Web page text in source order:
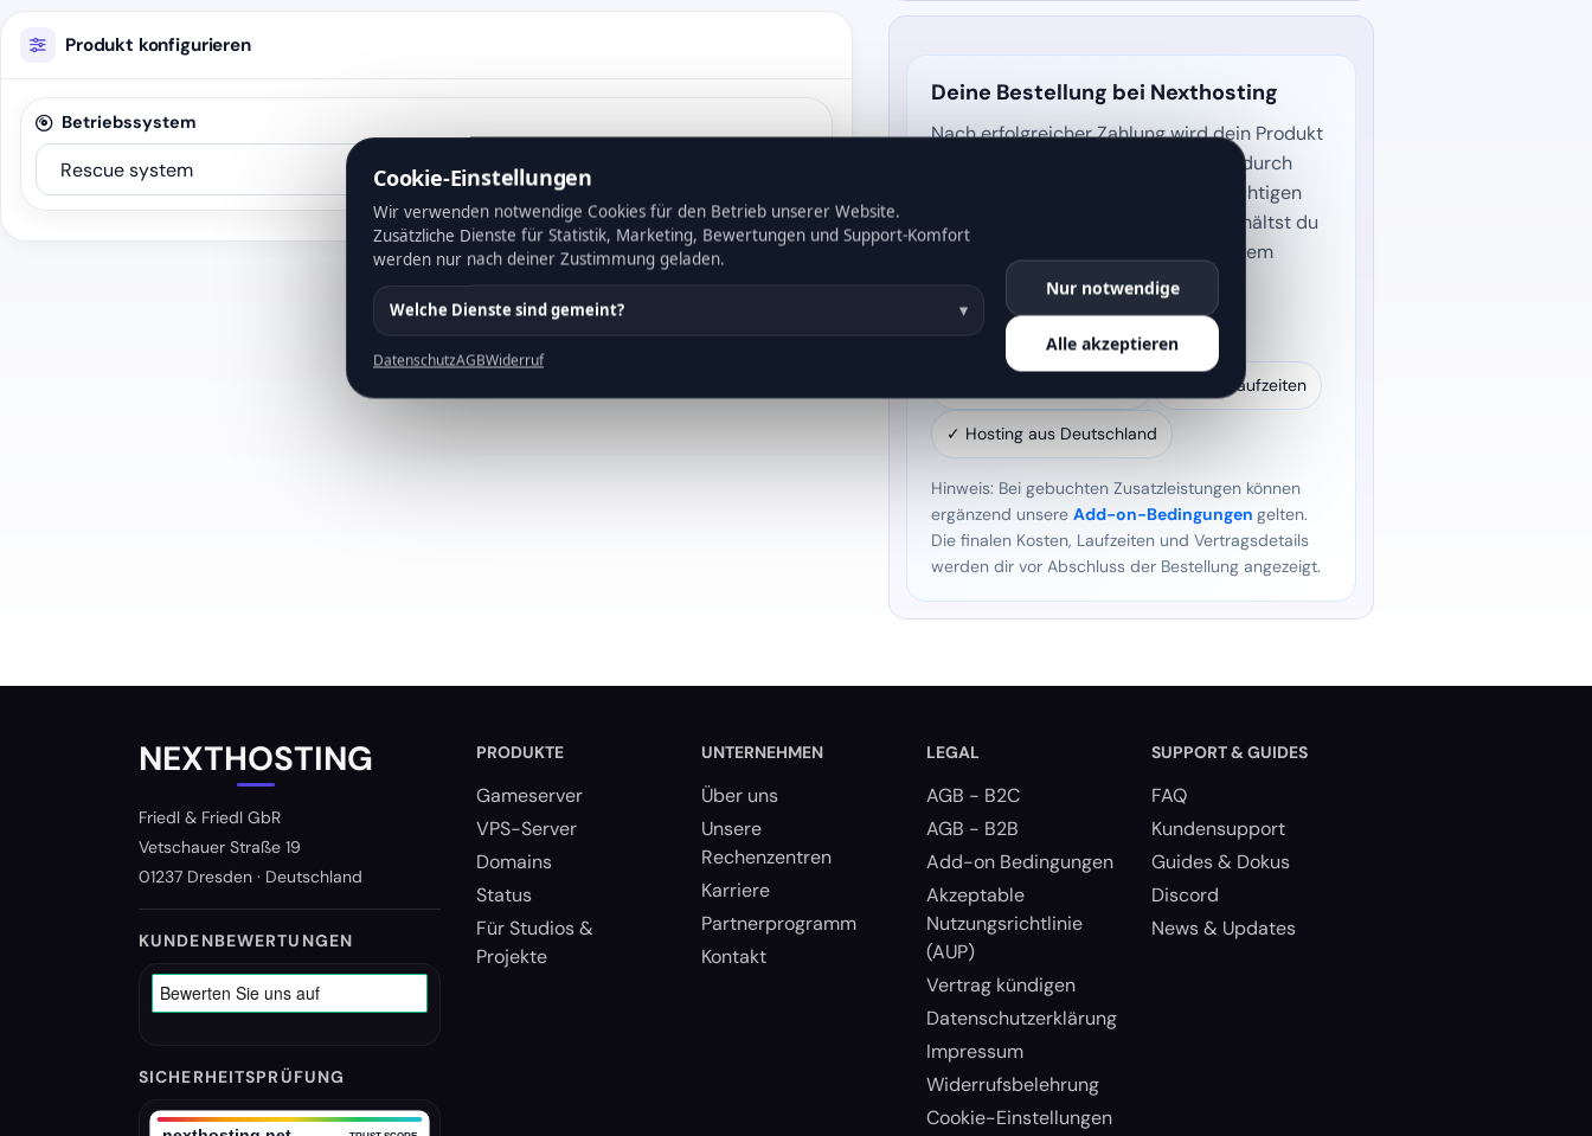
Produkt konfigurieren
Betriebssystem
Deine Bestellung bei Nexthosting
Nach erfolgreicher Zahlung wird dein Produkt
automatisch oder schnellstmöglich durch
unser System bereitgestellt. Alle wichtigen
Zugangsdaten und Informationen erhältst du
anschließend per E-Mail und in deinem
Kundenbereich.
✓ Deutscher Support
✓ Faire Laufzeiten
✓ Hosting aus Deutschland
Hinweis: Bei gebuchten Zusatzleistungen können
ergänzend unsere Add-on-Bedingungen gelten.
Die finalen Kosten, Laufzeiten und Vertragsdetails
werden dir vor Abschluss der Bestellung angezeigt.
NEXTHOSTING
Friedl & Friedl GbR
Vetschauer Straße 19
01237 Dresden · Deutschland
KUNDENBEWERTUNGEN
SICHERHEITSPRÜFUNG
PRODUKTE
Gameserver
VPS-Server
Domains
Status
Für Studios &
Projekte
UNTERNEHMEN
Über uns
Unsere
Rechenzentren
Karriere
Partnerprogramm
Kontakt
LEGAL
AGB - B2C
AGB - B2B
Add-on Bedingungen
Akzeptable
Nutzungsrichtlinie
(AUP)
Vertrag kündigen
Datenschutzerklärung
Impressum
Widerrufsbelehrung
Cookie-Einstellungen
SUPPORT & GUIDES
FAQ
Kundensupport
Guides & Dokus
Discord
News & Updates
Cookie-Einstellungen
Wir verwenden notwendige Cookies für den Betrieb unserer Website.
Zusätzliche Dienste für Statistik, Marketing, Bewertungen und Support-Komfort
werden nur nach deiner Zustimmung geladen.
Welche Dienste sind gemeint?
DatenschutzAGBWiderruf
Nur notwendige
Alle akzeptieren